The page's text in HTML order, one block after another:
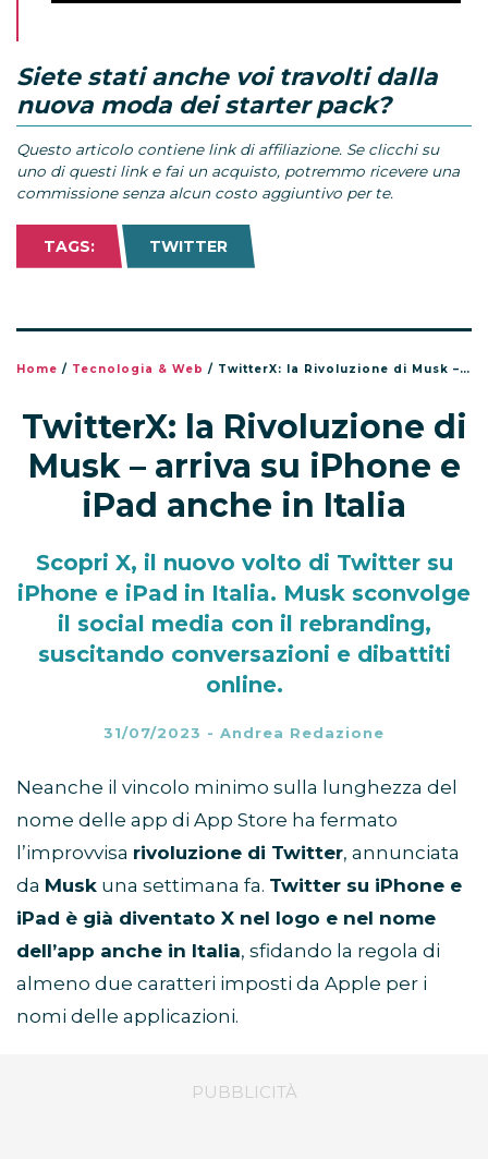
Siete stati anche voi travolti dalla
nuova moda dei starter pack?
Questo articolo contiene link di affiliazione. Se clicchi su
uno di questi link e fai un acquisto, potremmo ricevere una
commissione senza alcun costo aggiuntivo per te.
TAGS: TWITTER
Home / Tecnologia & Web / TwitterX: la Rivoluzione di Musk – arriva su iPhone e iPad anche in Italia
TwitterX: la Rivoluzione di
Musk – arriva su iPhone e
iPad anche in Italia
Scopri X, il nuovo volto di Twitter su
iPhone e iPad in Italia. Musk sconvolge
il social media con il rebranding,
suscitando conversazioni e dibattiti
online.
31/07/2023 - Andrea Redazione
Neanche il vincolo minimo sulla lunghezza del
nome delle app di App Store ha fermato
l’improvvisa rivoluzione di Twitter, annunciata
da Musk una settimana fa. Twitter su iPhone e
iPad è già diventato X nel logo e nel nome
dell’app anche in Italia, sfidando la regola di
almeno due caratteri imposti da Apple per i
nomi delle applicazioni.